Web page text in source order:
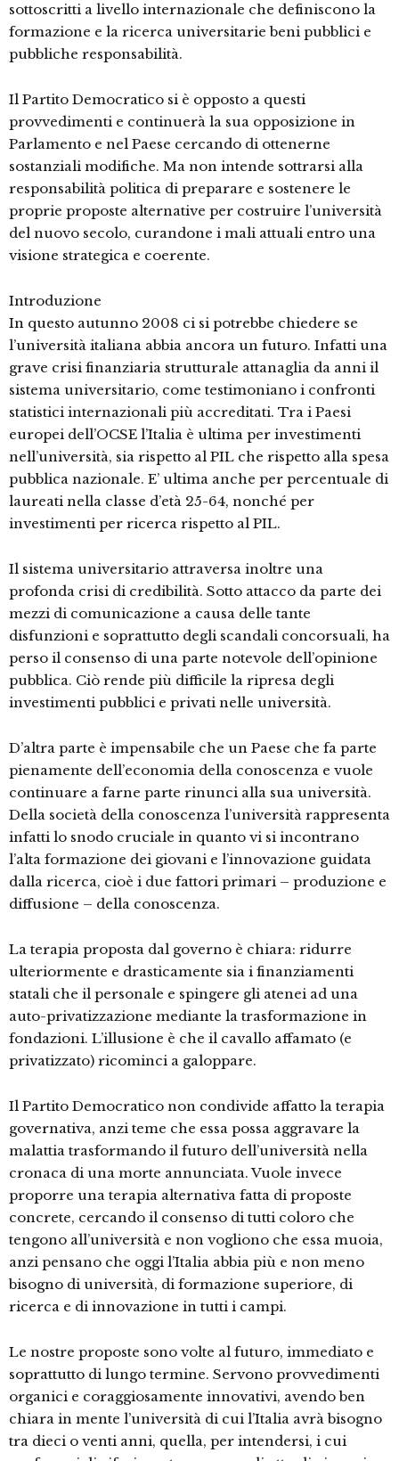
sottoscritti a livello internazionale che definiscono la
formazione e la ricerca universitarie beni pubblici e
pubbliche responsabilità.
Il Partito Democratico si è opposto a questi
provvedimenti e continuerà la sua opposizione in
Parlamento e nel Paese cercando di ottenerne
sostanziali modifiche. Ma non intende sottrarsi alla
responsabilità politica di preparare e sostenere le
proprie proposte alternative per costruire l’università
del nuovo secolo, curandone i mali attuali entro una
visione strategica e coerente.
Introduzione
In questo autunno 2008 ci si potrebbe chiedere se
l’università italiana abbia ancora un futuro. Infatti una
grave crisi finanziaria strutturale attanaglia da anni il
sistema universitario, come testimoniano i confronti
statistici internazionali più accreditati. Tra i Paesi
europei dell’OCSE l’Italia è ultima per investimenti
nell’università, sia rispetto al PIL che rispetto alla spesa
pubblica nazionale. E’ ultima anche per percentuale di
laureati nella classe d’età 25-64, nonché per
investimenti per ricerca rispetto al PIL.
Il sistema universitario attraversa inoltre una
profonda crisi di credibilità. Sotto attacco da parte dei
mezzi di comunicazione a causa delle tante
disfunzioni e soprattutto degli scandali concorsuali, ha
perso il consenso di una parte notevole dell’opinione
pubblica. Ciò rende più difficile la ripresa degli
investimenti pubblici e privati nelle università.
D’altra parte è impensabile che un Paese che fa parte
pienamente dell’economia della conoscenza e vuole
continuare a farne parte rinunci alla sua università.
Della società della conoscenza l’università rappresenta
infatti lo snodo cruciale in quanto vi si incontrano
l’alta formazione dei giovani e l’innovazione guidata
dalla ricerca, cioè i due fattori primari – produzione e
diffusione – della conoscenza.
La terapia proposta dal governo è chiara: ridurre
ulteriormente e drasticamente sia i finanziamenti
statali che il personale e spingere gli atenei ad una
auto-privatizzazione mediante la trasformazione in
fondazioni. L’illusione è che il cavallo affamato (e
privatizzato) ricominci a galoppare.
Il Partito Democratico non condivide affatto la terapia
governativa, anzi teme che essa possa aggravare la
malattia trasformando il futuro dell’università nella
cronaca di una morte annunciata. Vuole invece
proporre una terapia alternativa fatta di proposte
concrete, cercando il consenso di tutti coloro che
tengono all’università e non vogliono che essa muoia,
anzi pensano che oggi l’Italia abbia più e non meno
bisogno di università, di formazione superiore, di
ricerca e di innovazione in tutti i campi.
Le nostre proposte sono volte al futuro, immediato e
soprattutto di lungo termine. Servono provvedimenti
organici e coraggiosamente innovativi, avendo ben
chiara in mente l’università di cui l’Italia avrà bisogno
tra dieci o venti anni, quella, per intendersi, i cui